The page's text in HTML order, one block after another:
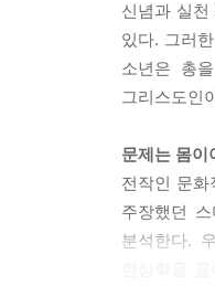
내가 문화적
교육으로 묘
된다. 아이
--- 「2장 사
수많은 세
리는 매주
신념과 실천
있다. 그러
소년은 총
그리스도인
문제는 몸이
전작인 문
주장했던
분석한다.